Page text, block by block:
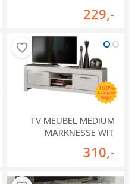
229,-
TV MEUBEL MEDIUM
MARKNESSE WIT
310,-